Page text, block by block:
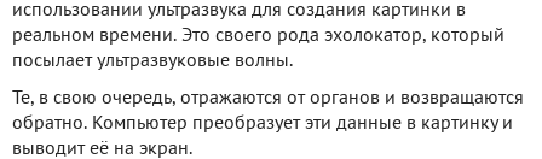
использовании ультразвука для создания картинки в
реальном времени. Это своего рода эхолокатор, который
посылает ультразвуковые волны.
Те, в свою очередь, отражаются от органов и возвращаются
обратно. Компьютер преобразует эти данные в картинку и
выводит её на экран.